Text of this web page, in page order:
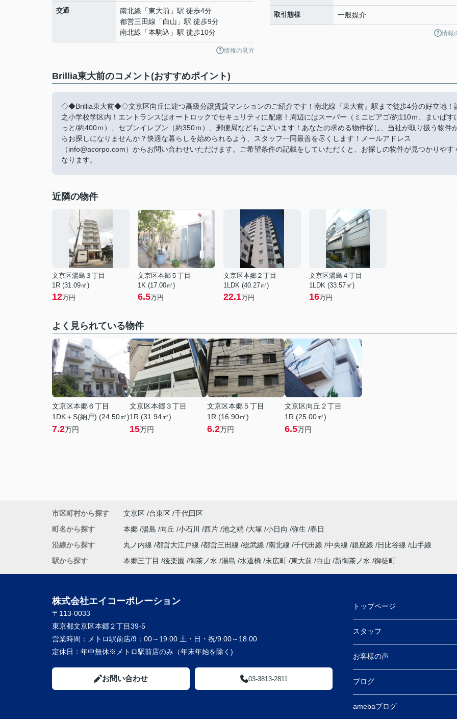
交通 南北線 「東大前 」駅 徒歩4分
都営三田線 「白山 」駅 徒歩9分
南北線 「本駒込 」駅 徒歩10分
情報の見方
取引態様 一般媒介
情報
Brillia東大前のコメント(おすすめポイント)
◇◆Brillia東大前◆◇文京区向丘に建つ高級分譲賃貸マンションのご紹介です！南北線『東大前』駅まで徒歩4分の好立地！
之小学校学区内！エントランスはオートロックでセキュリティに配慮！周辺にはスーパー（ミニピアゴ/約110ｍ、まいばす
っと/約400ｍ）、セブンイレブン（約350ｍ）、郵便局などもございます！あなたの求める物件探し、当社が取り扱う物件
らお探しになりませんか？快適な暮らしを始められるよう、スタッフ一同最善を尽くします！メールアドレス
（info@acorpo.com）からお問い合わせいただけます。ご希望条件の記載をしていただくと、お探しの物件が見つかりやす
なります。
近隣の物件
文京区湯島３丁目
1R (31.09㎡)
12万円
文京区本郷５丁目
1K (17.00㎡)
6.5万円
文京区本郷２丁目
1LDK (40.27㎡)
22.1万円
文京区湯島４丁目
1LDK (33.57㎡)
16万円
よく見られている物件
文京区本郷６丁目
1DK＋S(納戸) (24.50㎡)
7.2万円
文京区本郷３丁目
1R (31.94㎡)
15万円
文京区本郷５丁目
1R (16.90㎡)
6.2万円
文京区向丘２丁目
1R (25.00㎡)
6.5万円
市区町村から探す 文京区 台東区 千代田区
町名から探す
本郷 湯島 向丘 小石川 西片 池之端 大塚 小日向 弥生 春日
沿線から探す
丸ノ内線 都営大江戸線 都営三田線 総武線 南北線 千代田線 中央線 銀座線 日比谷線
山手線
駅から探す
本郷三丁目 後楽園 御茶ノ水 湯島 水道橋 末広町 東大前 白山 新御茶ノ水 御徒町
株式会社エイコーポレーション
〒113-0033
東京都文京区本郷２丁目39-5
営業時間：
メトロ駅前店/9：00～19:00 土・日・祝/9:00～18:00
定休日： 年中無休※メトロ駅前店のみ（年末年始を除く)
お問い合わせ 03-3813-2811
トップページ
スタッフ
お客様の声
ブログ
amebaブログ